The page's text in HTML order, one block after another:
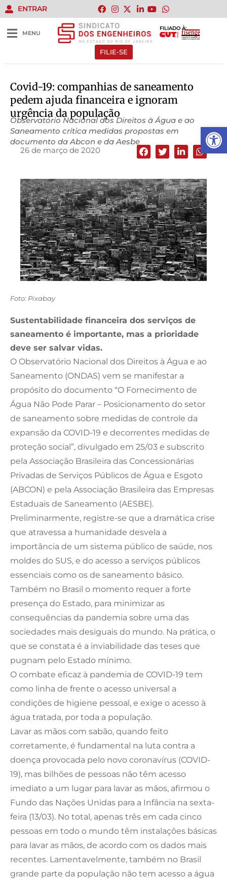
Abrir
ENTRAR
MENU
FILIADO À:
FILIE-SE
Covid-19: companhias de saneamento
pedem ajuda financeira e ignoram
urgência da população
Observatório Nacional dos Direitos à Água e ao
Saneamento critica medidas propostas em
documento da Abcon e da Aesbe
26 de março de 2020
Foto: Pixabay
Sustentabilidade financeira dos serviços de
saneamento é importante, mas a prioridade
deve ser salvar vidas.
O Observatório Nacional dos Direitos à Água e ao
Saneamento (ONDAS) vem se manifestar a
propósito do documento “O Fornecimento de
Água Não Pode Parar – Posicionamento do setor
de saneamento sobre medidas de controle da
expansão da COVID-19 e decorrentes medidas de
proteção social”, divulgado em 25/03 e subscrito
pela Associação Brasileira das Concessionárias
Privadas de Serviços Públicos de Água e Esgoto
(ABCON) e pela Associação Brasileira das Empresas
Estaduais de Saneamento (AESBE).
Preliminarmente, registre-se que a dramática crise
que atravessa a humanidade desvela a
importância de um sistema público de saúde, nos
moldes do SUS, e do acesso a serviços públicos
essenciais como os de saneamento básico.
Também no Brasil o momento requer a forte
presença do Estado, para minimizar as
consequências da pandemia sobre uma das
sociedades mais desiguais do mundo. Na prática, o
que se constata é a inviabilidade das teses que
pugnam pelo Estado mínimo.
O combate eficaz à pandemia de COVID-19 tem
como linha de frente o acesso universal a
condições de higiene pessoal, e exige o acesso à
água tratada, por toda a população.
Lavar as mãos com sabão, quando feito
corretamente, é fundamental na luta contra a
doença provocada pelo novo coronavírus (COVID-
19), mas bilhões de pessoas não têm acesso
imediato a um lugar para lavar as mãos, afirmou o
Fundo das Nações Unidas para a Infância na sexta-
feira (13/03). No total, apenas três em cada cinco
pessoas em todo o mundo têm instalações básicas
para lavar as mãos, de acordo com os dados mais
recentes. Lamentavelmente, também no Brasil
grande parte da população não tem acesso a água